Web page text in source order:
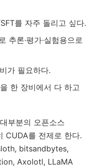
를 자주 돌리고 싶다.
추론·평가·실험용으로
가 필요하다.
을 한 장비에서 다 하고
부분의 오픈소스
CUDA를 전제로 한다.
bitsandbytes,
Axolotl, LLaMA